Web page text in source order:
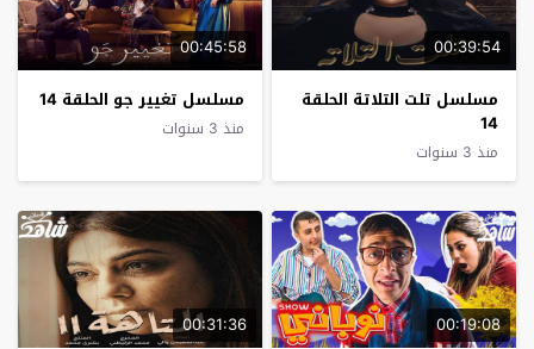
00:39:54
مسلسل تلت التلاتة الحلقة
14
منذ 3 سنوات
00:45:58
مسلسل تغيير جو الحلقة 14
منذ 3 سنوات
00:19:08
00:31:36